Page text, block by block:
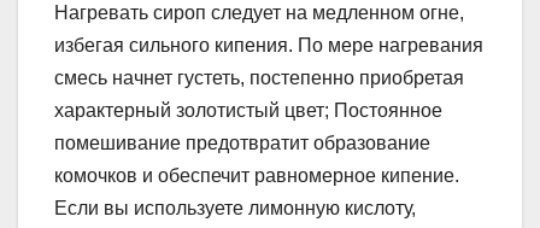
Нагревать сироп следует на медленном огне,
избегая сильного кипения. По мере нагревания
смесь начнет густеть, постепенно приобретая
характерный золотистый цвет; Постоянное
помешивание предотвратит образование
комочков и обеспечит равномерное кипение.
Если вы используете лимонную кислоту,